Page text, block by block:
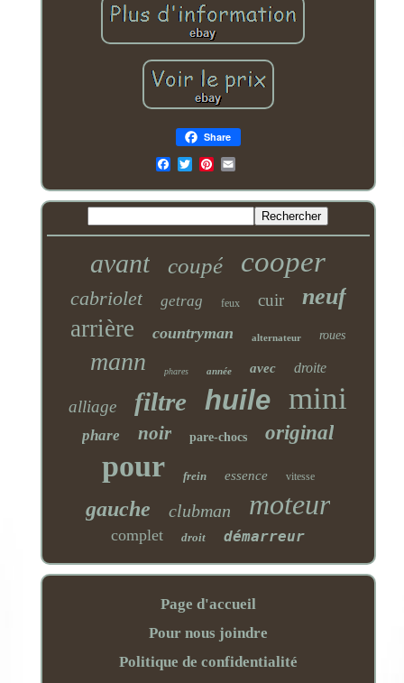
Share
Email
avant coupé cooper
cabriolet getrag feux cuir neuf
arrière countryman alternateur roues
mann phares année avec droite
alliage filtre huile mini
phare noir pare-chocs original
pour frein essence vitesse
gauche clubman moteur
complet droit démarreur
Page d'accueil
Pour nous joindre
Politique de confidentialité